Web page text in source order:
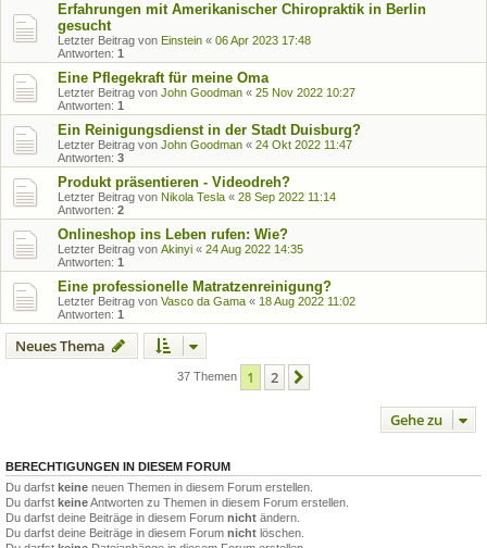
Erfahrungen mit Amerikanischer Chiropraktik in Berlin
gesucht
Letzter Beitrag von Einstein « 06 Apr 2023 17:48
Antworten: 1
Eine Pflegekraft für meine Oma
Letzter Beitrag von John Goodman « 25 Nov 2022 10:27
Antworten: 1
Ein Reinigungsdienst in der Stadt Duisburg?
Letzter Beitrag von John Goodman « 24 Okt 2022 11:47
Antworten: 3
Produkt präsentieren - Videodreh?
Letzter Beitrag von Nikola Tesla « 28 Sep 2022 11:14
Antworten: 2
Onlineshop ins Leben rufen: Wie?
Letzter Beitrag von Akinyi « 24 Aug 2022 14:35
Antworten: 1
Eine professionelle Matratzenreinigung?
Letzter Beitrag von Vasco da Gama « 18 Aug 2022 11:02
Antworten: 1
Neues Thema
37 Themen 1 2
Gehe zu
BERECHTIGUNGEN IN DIESEM FORUM
Du darfst keine neuen Themen in diesem Forum erstellen.
Du darfst keineAntworten zu Themen in diesem Forum erstellen.
Du darfst deine Beiträge in diesem Forum nicht ändern.
Du darfst deine Beiträge in diesem Forum nicht löschen.